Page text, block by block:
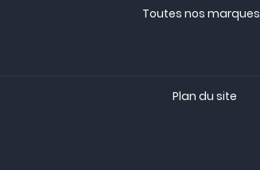
Toutes nos marques
Plan du site